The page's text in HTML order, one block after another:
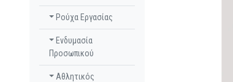
Ρούχα Εργασίας
Ενδυμασία
Προσωπικού
Αθλητικός